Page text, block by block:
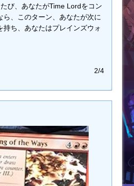
び、あなたがTime Lordをコン
ら、このターン、あなたが次に
持ち、あなたはプレインズウォ
2/4